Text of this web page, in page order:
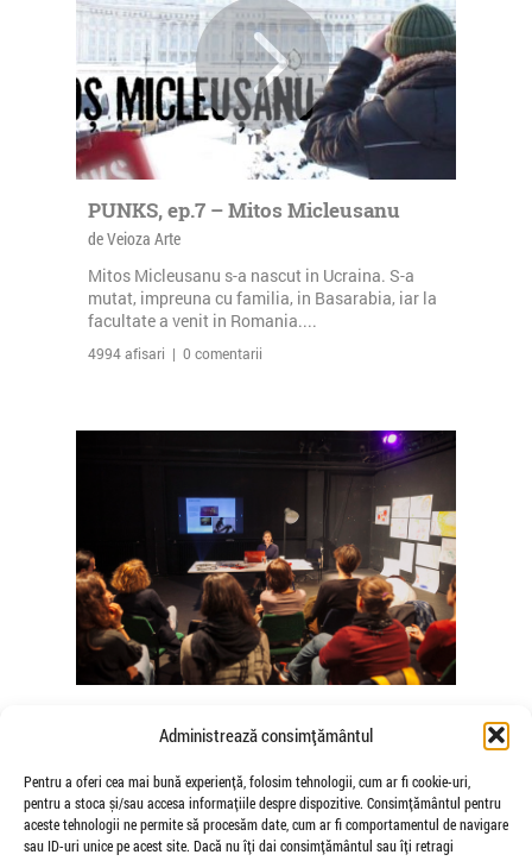
Administrează consimțământul
Pentru a oferi cea mai bună experiență, folosim tehnologii, cum ar fi cookie-uri,
pentru a stoca și/sau accesa informațiile despre dispozitive. Consimțământul pentru
aceste tehnologii ne permite să procesăm date, cum ar fi comportamentul de navigare
sau ID-uri unice pe acest site. Dacă nu îți dai consimțământul sau îți retragi
PUNKS, ep.7 – Mitos Micleusanu
de Veioza Arte
Mitos Micleusanu s-a nascut in Ucraina. S-a
mutat, impreuna cu familia, in Basarabia, iar la
facultate a venit in Romania....
4994 afisari | 0 comentarii
Somatice susținute de coregrafele
Mădălina Dan și Valentina De Piante
Niculae
de Veioza Arte